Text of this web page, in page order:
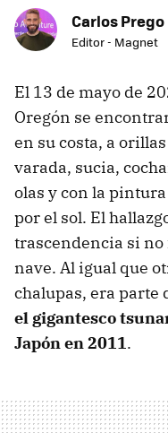
Carlos Prego
Editor - Magnet
El 13 de mayo de
Oregón se
en su costa, a
varada, sucia,
olas y con la
por el sol. El
trascendencia si
nave. Al igual que
chalupas, era parte
el gigantesco
Japón en 2011.